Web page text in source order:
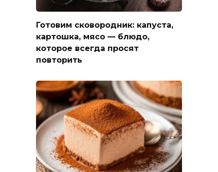
Готовим сковородник: капуста,
картошка, мясо — блюдо,
которое всегда просят
повторить